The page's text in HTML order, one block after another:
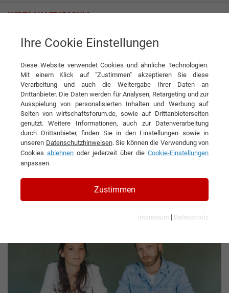
Zureck Logistik GmbH Projektlogistik mit ganzheitlichem Ansatz
Interview Zureck Logistik GmbH
▶ 0:00 5:27
DIESEN ARTIKEL EMPFEHLEN
Projektlogistik mit ganzheitlichem
Ansatz
Interview mit Julia Zureck, Prokuristin der
Zureck Logistik GmbH
Ihre Cookie Einstellungen
Diese Website verwendet Cookies und ähnliche Technologien.
Mit einem Klick auf "Zustimmen" akzeptieren Sie diese
Verarbeitung und auch die Weitergabe Ihrer Daten an
Drittanbieter. Die Daten werden für Analysen, Retargeting und zur
Ausspielung von personalisierten Inhalten und Werbung auf
Seiten von wirtschaftsforum.de, sowie auf Drittanbieterseiten
genutzt. Weitere Informationen, auch zur Datenverarbeitung
durch Drittanbieter, finden Sie in den Einstellungen sowie in
unseren Datenschutzhinweisen. Sie können die Verwendung von
Cookies ablehnen oder jederzeit über die Cookie-Einstellungen
anpassen.
Zustimmen
Impressum | Datenschutz